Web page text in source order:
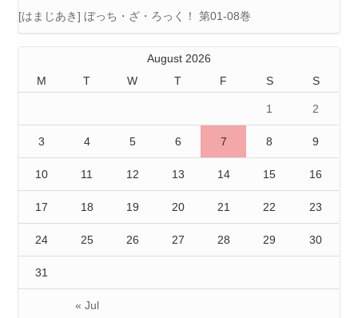
[はまじあき] ぼっち・ざ・ろっく！ 第01-08巻
August 2026
M
T W T F S S
« Jul
1 2
3 4 5 6 7 8 9
10 11 12 13 14 15 16
17 18 19 20 21 22 23
24 25 26 27 28 29 30
31